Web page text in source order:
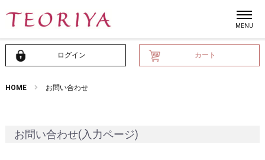
ログイン カート
HOME お問い合わせ
お問い合わせ(入力ページ)